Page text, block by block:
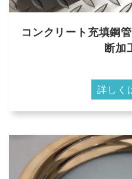
コンクリート充填鋼
断加
詳しく